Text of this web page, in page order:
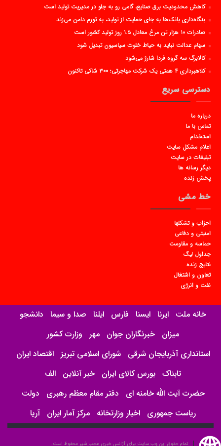
کاهش محدودیت برق صنایع، گامی رو به جلو در مدیریت تولید است
بنگاه‌داری بانک‌ها به جای حمایت از تولید، به تورم دامن می‌زند
صادرات ۱۰ هزار تن مرغ معادل ۱.۵ روز تولید کشور است
سهام عدالت نباید به حیاط خلوت سیاسیون تبدیل شود
کالابرگ سه گروه فردا شارژ می‌شود
کلاهبرداری ۴ همتی یک شرکت مهاجرتی؛ ۳۰۰ شاکی تاکنون
دسترسی سریع
درباره ما
تماس با ما
استخدام
اعلام مشکل سایت
تبلیغات در سایت
دیگر رسانه ها
پخش زنده
خط مشی
احزاب و تشکلها
امنیتی و دفاعی
حماسه و مقاومت
جداول لیگ
نتایج زنده
تعاون و اشتغال
نفت و انرژی
خانه ملت ایرنا ایسنا فارس ایلنا صدا و سیما دانشجو
میزان خبرنگاران جوان مهر وزارت کشور
استانداری آذربایجان شرقی
شورای اسلامی تبریز اقتصاد ایران
تابناک بورس کالای ایران خبر آنلاین الف
حضرت آیت الله خامنه ای
دفتر مقام معظم رهبری
دولت
ریاست جمهوری اخبار وزارتخانه مرکز آمار ایران آریا
تمام حقوق این وب سایت برای آژانس خبری عجب شیر محفوظ است.